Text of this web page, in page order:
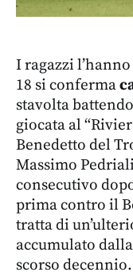
I ragazzi
18 si conferma
stavolta
giocata al
Benedetto del
Massimo
consecutivo
prima contro il
tratta di
accumulato
scorso decennio.